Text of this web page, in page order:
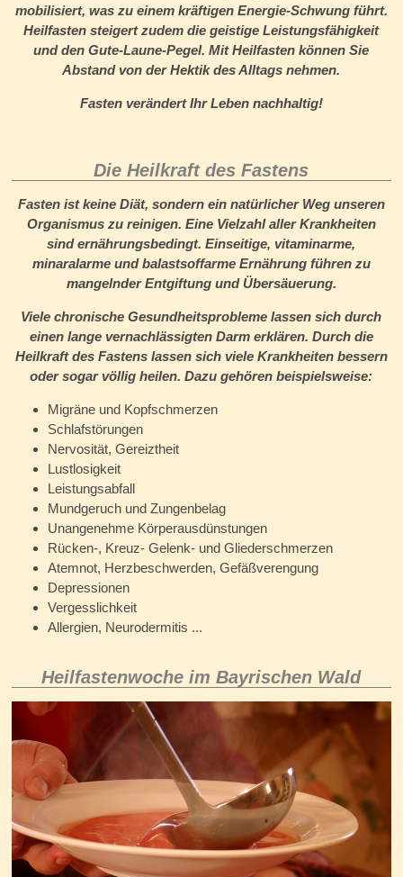
mobilisiert, was zu einem kräftigen Energie-Schwung führt.
Heilfasten steigert zudem die geistige Leistungsfähigkeit
und den Gute-Laune-Pegel. Mit Heilfasten können Sie
Abstand von der Hektik des Alltags nehmen.
Fasten verändert Ihr Leben nachhaltig!
Die Heilkraft des Fastens
Fasten ist keine Diät, sondern ein natürlicher Weg unseren
Organismus zu reinigen. Eine Vielzahl aller Krankheiten
sind ernährungsbedingt. Einseitige, vitaminarme,
minaralarme und balastsoffarme Ernährung führen zu
mangelnder Entgiftung und Übersäuerung.
Viele chronische Gesundheitsprobleme lassen sich durch
einen lange vernachlässigten Darm erklären. Durch die
Heilkraft des Fastens lassen sich viele Krankheiten bessern
oder sogar völlig heilen. Dazu gehören beispielsweise:
Migräne und Kopfschmerzen
Schlafstörungen
Nervosität, Gereiztheit
Lustlosigkeit
Leistungsabfall
Mundgeruch und Zungenbelag
Unangenehme Körperausdünstungen
Rücken-, Kreuz- Gelenk- und Gliederschmerzen
Atemnot, Herzbeschwerden, Gefäßverengung
Depressionen
Vergesslichkeit
Allergien, Neurodermitis ...
Heilfastenwoche im Bayrischen Wald